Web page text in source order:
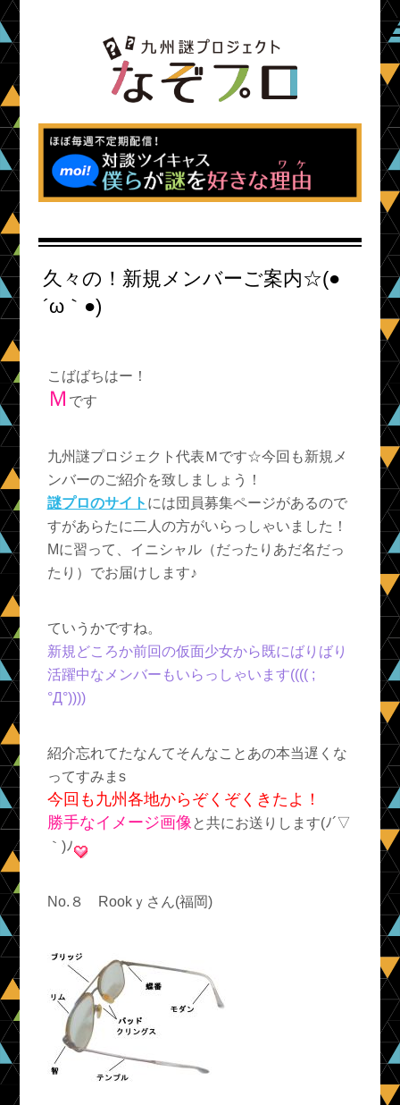
久々の！新規メンバーご案内☆(●
´ω｀●)ゞ
こばばちはー！
Ｍ です
九州謎プロジェクト代表Ｍです☆今回も新規メ
ンバーのご紹介を致しましょう！
謎プロのサイト には団員募集ページがあるので
すがあらたに二人の方がいらっしゃいました！
Mに習って、イニシャル（だったりあだ名だっ
たり）でお届けします♪
ていうかですね。
新規どころか前回の仮面少女から既にばりばり
活躍中なメンバーもいらっしゃいます(((( ;
°Д°))))
紹介忘れてたなんてそんなことあの本当遅くな
ってすみまs
今回も九州各地からぞくぞくきたよ！
勝手なイメージ画像と共にお送りします(ﾉ´▽
｀)ﾉ
No.８ Rookｙさん(福岡)